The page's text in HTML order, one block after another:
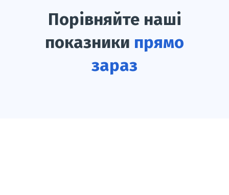
Порівняйте наші
показники прямо
зараз